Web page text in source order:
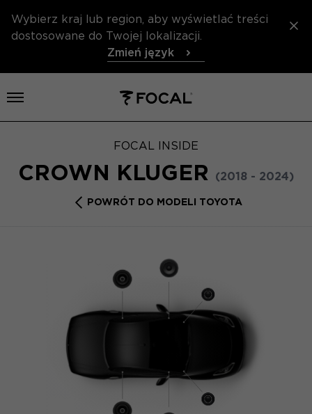
Wybierz kraj lub region, aby wyświetlać treści
dostosowane do Twojej lokalizacji.
Zmień język
Otwórz menu
FOCAL INSIDE
CROWN KLUGER (2018 - 2024)
POWRÓT DO MODELI TOYOTA